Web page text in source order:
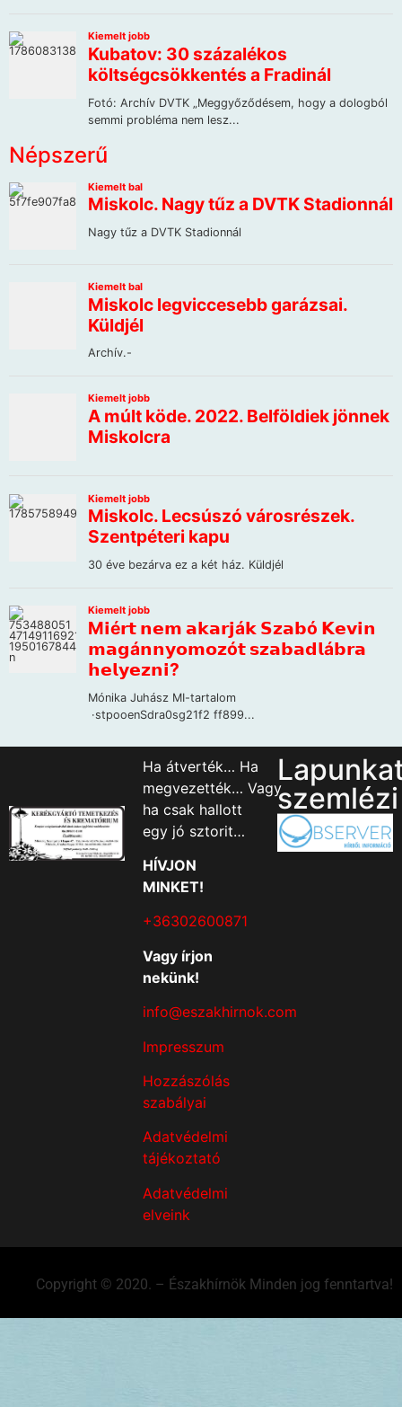
Népszerű
Ha átverték… Ha
megvezették… Vagy
ha csak hallott
egy jó sztorit…
HÍVJON
MINKET!
+36302600871
Vagy írjon
nekünk!
info@eszakhirnok.com
Impresszum
Hozzászólás
szabályai
Adatvédelmi
tájékoztató
Adatvédelmi
elveink
szemlézi
Copyright © 2020. – Északhírnök Minden jog fenntartva!